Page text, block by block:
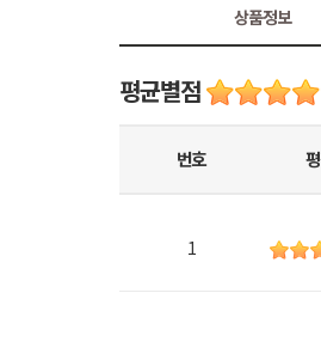
상품정보
평균별점
번호
1